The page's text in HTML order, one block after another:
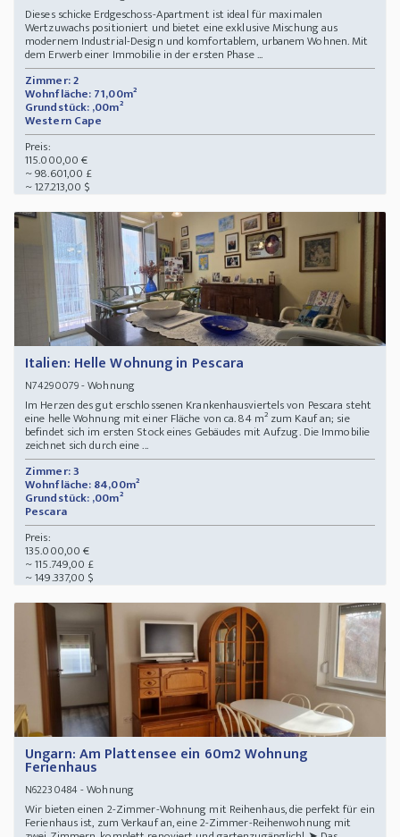
Dieses schicke Erdgeschoss-Apartment ist ideal für maximalen
Wertzuwachs positioniert und bietet eine exklusive Mischung aus
modernem Industrial-Design und komfortablem, urbanem Wohnen. Mit
dem Erwerb einer Immobilie in der ersten Phase ...
Zimmer: 2
Wohnfläche: 71,00m²
Grundstück: ,00m²
Western Cape
Preis:
115.000,00 €
~ 98.601,00 £
~ 127.213,00 $
Italien: Helle Wohnung in Pescara
N74290079- Wohnung
Im Herzen des gut erschlossenen Krankenhausviertels von Pescara steht
eine helle Wohnung mit einer Fläche von ca. 84 m² zum Kauf an; sie
befindet sich im ersten Stock eines Gebäudes mit Aufzug. Die Immobilie
zeichnet sich durch eine ...
Zimmer: 3
Wohnfläche: 84,00m²
Grundstück: ,00m²
Pescara
Preis:
135.000,00 €
~ 115.749,00 £
~ 149.337,00 $
Ungarn: Am Plattensee ein 60m2 Wohnung
Ferienhaus
N62230484- Wohnung
Wir bieten einen 2-Zimmer-Wohnung mit Reihenhaus, die perfekt für ein
Ferienhaus ist, zum Verkauf an, eine 2-Zimmer-Reihenwohnung mit